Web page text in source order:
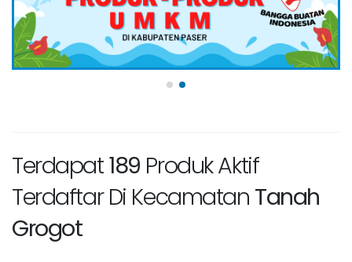
Terdapat189 Produk Aktif
Terdaftar Di Kecamatan Tanah
Grogot